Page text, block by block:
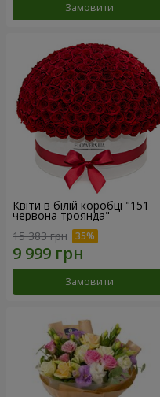
Замовити
Квіти в білій коробці "151
червона троянда"
15 383 грн
Замовити